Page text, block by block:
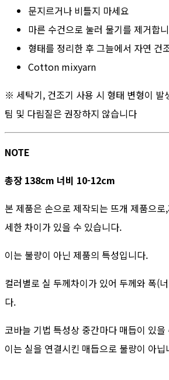
문지르거나 비틀지 마세요
마른 수건으로 눌러 물기를 제거합
형태를 정리한 후 그늘에서 자연 건
Cotton mixyarn
※ 세탁기, 건조기 사용 시 형태 변형이
팀 및 다림질은 권장하지 않습니다
NOTE
총장 138cm 너비 10-12cm
본 제품은 손으로 제작되는 뜨개 제품으
세한 차이가 있을 수 있습니다.
이는 불량이 아닌 제품의 특성입니다.
컬러별로 실 두께차이가 있어 두께와 폭(
다.
코바늘 기법 특성상 중간마다 매듭이 있
이는 실을 연결시킨 매듭으로 불량이 아닙